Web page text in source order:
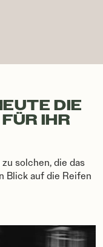
DIE
IHR
solchen, die das
Blick auf die Reifen